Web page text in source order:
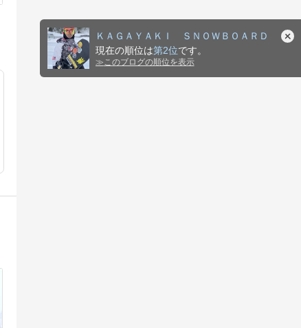
ＫＡＧＡＹＡＫＩ ＳＮＯＷＢＯＡＲＤ
現在の順位は第2位です。
≫ このブログの順位を表示